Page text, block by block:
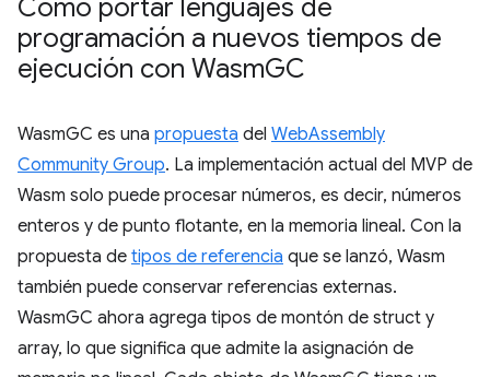
Cómo portar lenguajes de
programación a nuevos tiempos de
ejecución con WasmGC
WasmGC es una propuesta del WebAssembly
Community Group. La implementación actual del MVP de
Wasm solo puede procesar números, es decir, números
enteros y de punto flotante, en la memoria lineal. Con la
propuesta de tipos de referencia que se lanzó, Wasm
también puede conservar referencias externas.
WasmGC ahora agrega tipos de montón de struct y
array, lo que significa que admite la asignación de